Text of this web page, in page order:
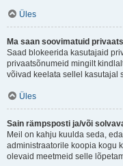
Üles
Ma saan soovimatuid
Saad blokeerida kasutajaid
privaatsõnumeid mingilt
võivad keelata sellel kasutajal
Üles
Sain rämpsposti ja/või
Meil on kahju kuulda seda,
administraatorile koopia kogu
olevaid meetmeid selle